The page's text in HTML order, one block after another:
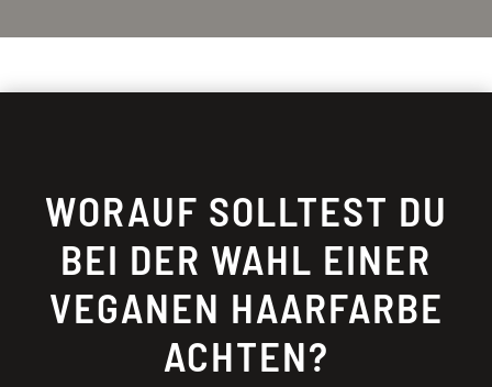
WORAUF SOLLTEST DU
BEI DER WAHL EINER
VEGANEN HAARFARBE
ACHTEN?